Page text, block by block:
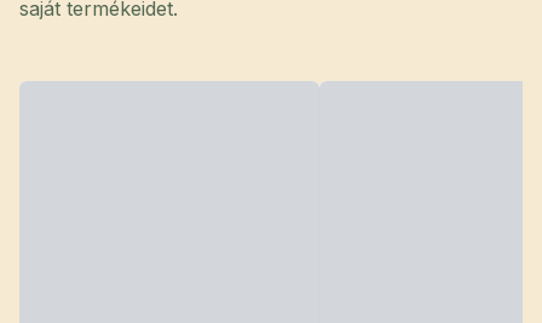
saját termékeidet.